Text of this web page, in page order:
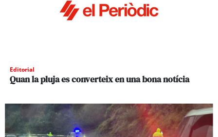
Editorial
Quan la pluja es converteix en una bona notícia